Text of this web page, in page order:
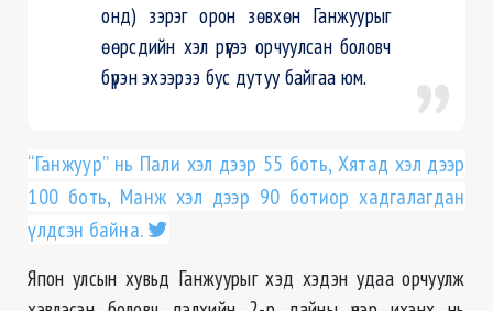
онд) зэрэг орон зөвхөн Ганжуурыг
өөрсдийн хэл рүүгээ орчуулсан боловч
бүрэн эхээрээ бус дутуу байгаа юм.
“Ганжуур” нь Пали хэл дээр 55 боть, Хятад хэл дээр
100 боть, Манж хэл дээр 90 ботиор хадгалагдан
үлдсэн байна.
Япон улсын хувьд Ганжуурыг хэд хэдэн удаа орчуулж